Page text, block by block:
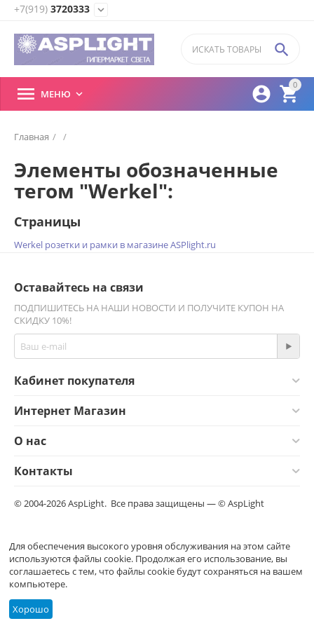
+7(919) 3720333 expand_more
0



 МЕНЮ 
Главная / /
Элементы обозначенные
тегом "Werkel":
Страницы
Werkel розетки и рамки в магазине ASPlight.ru
Оставайтесь на связи
ПОДПИШИТЕСЬ НА НАШИ НОВОСТИ И ПОЛУЧИТЕ КУПОН НА
СКИДКУ 10%!
Кабинет покупателя
Интернет Магазин
О нас
Контакты
© 2004-2026 AspLight. Все права защищены — © AspLight
Для обеспечения высокого уровня обслуживания на этом сайте
используются файлы cookie. Продолжая его использование, вы
соглашаетесь с тем, что файлы cookie будут сохраняться на вашем
компьютере.
Хорошо